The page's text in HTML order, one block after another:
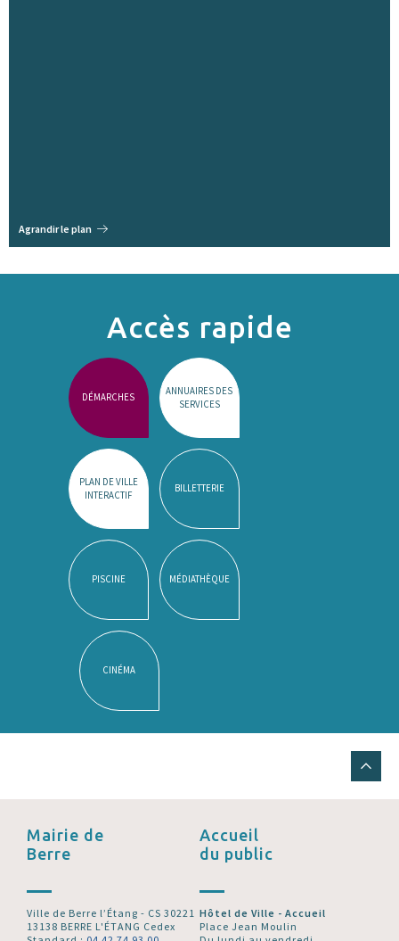
Agrandir le plan
Accès rapide
DÉMARCHES
ANNUAIRES DES
SERVICES
PLAN DE VILLE
INTERACTIF
BILLETTERIE
PISCINE MÉDIATHÈQUE
CINÉMA
Mairie de
Berre
Ville de Berre l’Étang - CS 30221
13138 BERRE L'ÉTANG Cedex
Accueil
du public
Hôtel de Ville - Accueil
Place Jean Moulin